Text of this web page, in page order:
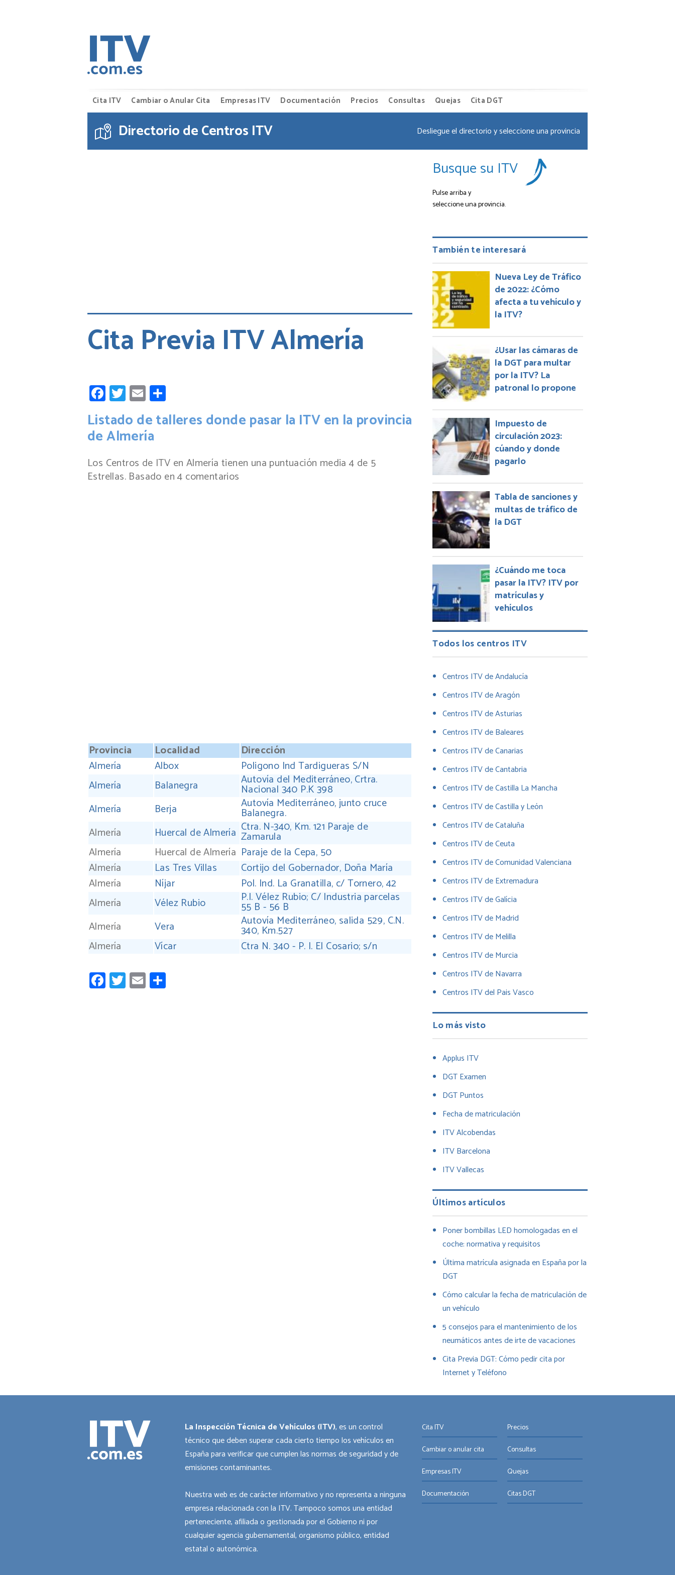
Cita ITV Cambiar o Anular Cita Empresas ITV Documentación Precios Consultas Quejas Cita DGT
Directorio de Centros ITV Desliegue el directorio y seleccione una provincia
Cita Previa ITV Almería
Facebook
Twitter
Email
Listado de talleres donde pasar la ITV en la provincia
de Almería
Los Centros de ITV en Almería tienen una puntuación media4 de 5
Estrellas. Basado en4 comentarios
Provincia Localidad
Dirección
Almería
Albox
Poligono Ind Tardigueras S/N
Almería
Balanegra Autovía del Mediterráneo, Crtra.
Nacional 340 P.K 398
Almería
Berja Autovía Mediterráneo, junto cruce
Balanegra.
Almería
Huercal de Almería Ctra. N-340, Km. 121 Paraje de
Zamarula
Almería
Huercal de Almería Paraje de la Cepa, 50
Almería
Las Tres Villas
Cortijo del Gobernador, Doña María
Almería
Níjar
Pol. Ind. La Granatilla, c/ Tornero, 42
Almería
Vélez Rubio P.I. Vélez Rubio; C/ Industria parcelas
55 B - 56 B
Almería
Vera Autovía Mediterráneo, salida 529, C.N.
340, Km.527
Almería
Vícar Ctra N. 340 - P. I. El Cosario; s/n
Facebook
Twitter
Email
Busque su ITV
Pulse arriba y
seleccione una provincia.
También te interesará
Nueva Ley de Tráfico
de 2022: ¿Cómo
afecta a tu vehículo y
la ITV?
¿Usar las cámaras de
la DGT para multar
por la ITV? La
patronal lo propone
Impuesto de
circulación 2023:
cúando y donde
pagarlo
Tabla de sanciones y
multas de tráfico de
la DGT
¿Cuándo me toca
pasar la ITV? ITV por
matrículas y
vehículos
Todos los centros ITV
Centros ITV de Andalucía
Centros ITV de Aragón
Centros ITV de Asturias
Centros ITV de Baleares
Centros ITV de Canarias
Centros ITV de Cantabria
Centros ITV de Castilla La Mancha
Centros ITV de Castilla y León
Centros ITV de Cataluña
Centros ITV de Ceuta
Centros ITV de Comunidad Valenciana
Centros ITV de Extremadura
Centros ITV de Galícia
Centros ITV de Madrid
Centros ITV de Melilla
Centros ITV de Murcia
Centros ITV de Navarra
Centros ITV del Pais Vasco
Lo más visto
Applus ITV
DGT Examen
DGT Puntos
Fecha de matriculación
ITV Alcobendas
ITV Barcelona
ITV Vallecas
Últimos artículos
Poner bombillas LED homologadas en el
coche: normativa y requisitos
Última matrícula asignada en España por la
DGT
Cómo calcular la fecha de matriculación de
un vehículo
5 consejos para el mantenimiento de los
neumáticos antes de irte de vacaciones
Cita Previa DGT: Cómo pedir cita por
Internet y Teléfono
La Inspección Técnica de Vehículos (ITV), es un control
técnico que deben superar cada cierto tiempo los vehículos en
España para verificar que cumplen las normas de seguridad y de
emisiones contaminantes.
Nuestra web es de carácter informativo y no representa a ninguna
empresa relacionada con la ITV. Tampoco somos una entidad
perteneciente, afiliada o gestionada por el Gobierno ni por
cualquier agencia gubernamental, organismo público, entidad
estatal o autonómica.
Cita ITV
Cambiar o anular cita
Empresas ITV
Documentación
Precios
Consultas
Quejas
Citas DGT